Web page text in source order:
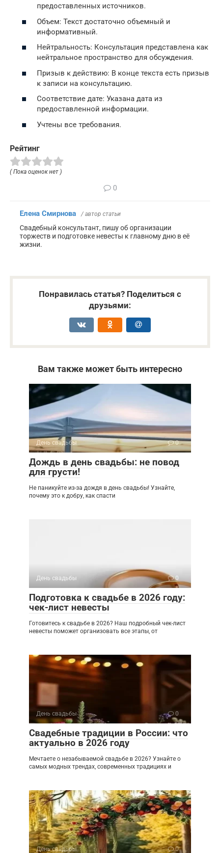
предоставленных источников.
Объем: Текст достаточно объемный и
информативный.
Нейтральность: Консультация представлена как
нейтральное пространство для обсуждения.
Призыв к действию: В конце текста есть призыв
к записи на консультацию.
Соответствие дате: Указана дата из
предоставленной информации.
Учтены все требования.
Рейтинг
( Пока оценок нет )
0
Елена Смирнова / автор статьи
Свадебный консультант, пишу об организации
торжеств и подготовке невесты к главному дню в её
жизни.
Понравилась статья? Поделиться с
друзьями:
Вам также может быть интересно
День свадьбы 0
Дождь в день свадьбы: не повод
для грусти!
Не паникуйте из-за дождя в день свадьбы! Узнайте,
почему это к добру, как спасти
День свадьбы 0
Подготовка к свадьбе в 2026 году:
чек-лист невесты
Готовитесь к свадьбе в 2026? Наш подробный чек-лист
невесты поможет организовать все этапы, от
День свадьбы 0
Свадебные традиции в России: что
актуально в 2026 году
Мечтаете о незабываемой свадьбе в 2026? Узнайте о
самых модных трендах, современных традициях и
День свадьбы 0